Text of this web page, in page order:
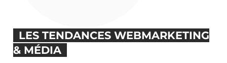
LES TENDANCES WEBMARKETING
& MÉDIA